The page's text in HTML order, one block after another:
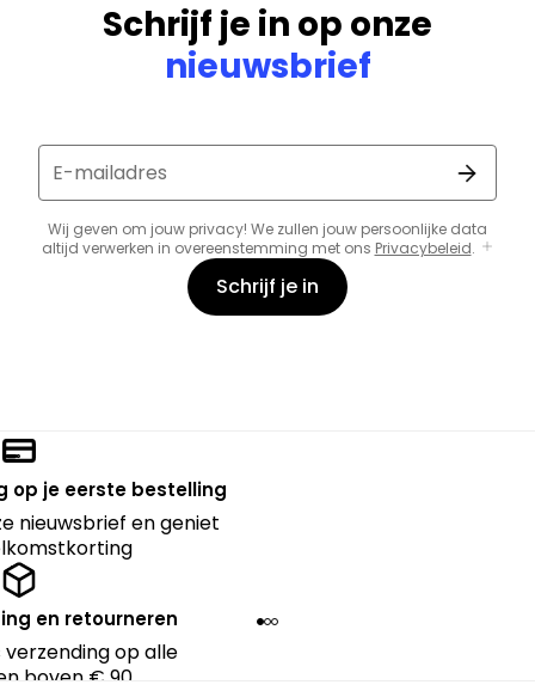
Schrijf je in op onze
nieuwsbrief
E-mailadres
Wij geven om jouw privacy! We zullen jouw persoonlijke data
altijd verwerken in overeenstemming met ons Privacybeleid.
Schrijf je in
op je eerste bestelling
nieuwsbrief en geniet
en retourneren
op alle
boven € 90.